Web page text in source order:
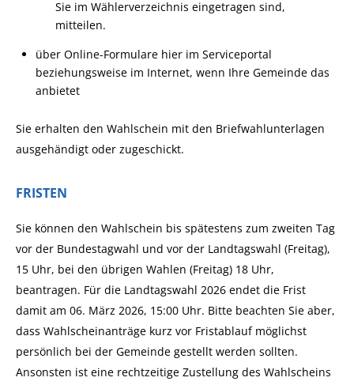
Sie im Wählerverzeichnis eingetragen sind,
mitteilen.
über Online-Formulare hier im Serviceportal
beziehungsweise im Internet, wenn Ihre Gemeinde das
anbietet
Sie erhalten den Wahlschein mit den Briefwahlunterlagen
ausgehändigt oder zugeschickt.
FRISTEN
Sie können den Wahlschein bis spätestens zum zweiten Tag
vor der Bundestagwahl und vor der Landtagswahl (Freitag),
15 Uhr, bei den übrigen Wahlen (Freitag) 18 Uhr,
beantragen. Für die Landtagswahl 2026 endet die Frist
damit am 06. März 2026, 15:00 Uhr. Bitte beachten Sie aber,
dass Wahlscheinanträge kurz vor Fristablauf möglichst
persönlich bei der Gemeinde gestellt werden sollten.
Ansonsten ist eine rechtzeitige Zustellung des Wahlscheins